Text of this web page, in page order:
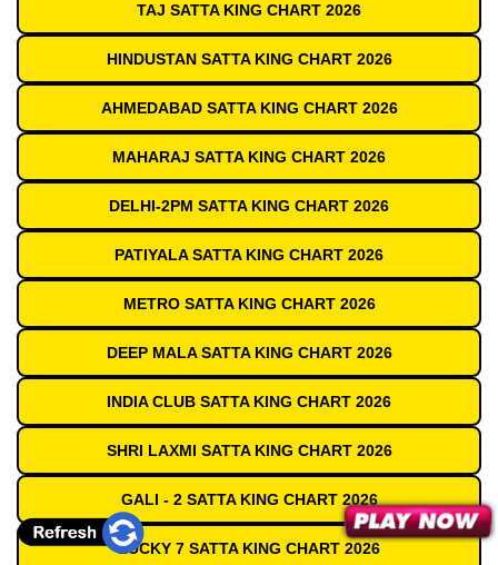
TAJ SATTA KING CHART 2026
HINDUSTAN SATTA KING CHART 2026
AHMEDABAD SATTA KING CHART 2026
MAHARAJ SATTA KING CHART 2026
DELHI-2PM SATTA KING CHART 2026
PATIYALA SATTA KING CHART 2026
METRO SATTA KING CHART 2026
DEEP MALA SATTA KING CHART 2026
INDIA CLUB SATTA KING CHART 2026
SHRI LAXMI SATTA KING CHART 2026
GALI - 2 SATTA KING CHART 2026
LUCKY 7 SATTA KING CHART 2026